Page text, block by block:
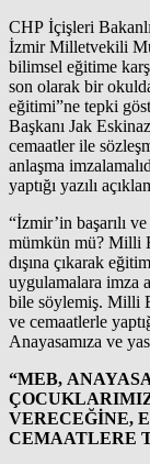
CHP İçişleri
İzmir Milletvekili
bilimsel eğitime
son olarak bir
eğitimi”ne tepki
Başkanı Jak
cemaatler ile
anlaşma
yaptığı yazılı
“İzmir’in başarılı
mümkün mü? Milli
dışına çıkarak
uygulamalara imza
bile söylemiş. Milli
ve cemaatlerle
Anayasamıza ve
“MEB,
VERECEĞİNE,
CEMAATLERE